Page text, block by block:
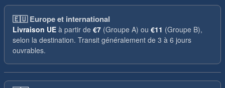
🇪🇺Europe et international
Livraison UE à partir de €7 (Groupe A) ou €11 (Groupe B),
selon la destination. Transit généralement de 3 à 6 jours
ouvrables.